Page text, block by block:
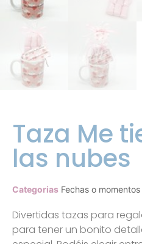
Taza Me
las nubes
Categorias Fechas o
Divertidas tazas para
para tener un bonito